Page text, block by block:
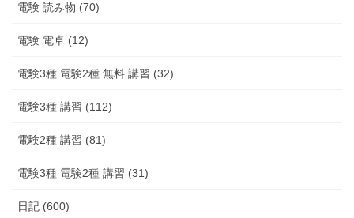
電験 読み物 (70)
電験 電卓 (12)
電験3種 電験2種 無料 講習 (32)
電験3種 講習 (112)
電験2種 講習 (81)
電験3種 電験2種 講習 (31)
日記 (600)